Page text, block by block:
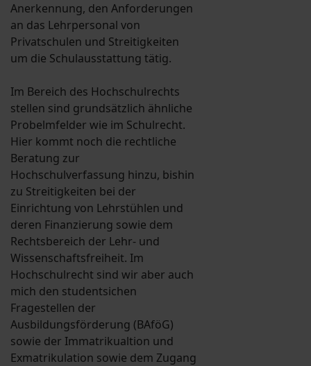
Anerkennung, den Anforderungen
an das Lehrpersonal von
Privatschulen und Streitigkeiten
um die Schulausstattung tätig.
Im Bereich des Hochschulrechts
stellen sind grundsätzlich ähnliche
Probelmfelder wie im Schulrecht.
Hier kommt noch die rechtliche
Beratung zur
Hochschulverfassung hinzu, bishin
zu Streitigkeiten bei der
Einrichtung von Lehrstühlen und
deren Finanzierung sowie dem
Rechtsbereich der Lehr- und
Wissenschaftsfreiheit. Im
Hochschulrecht sind wir aber auch
mich den studentsichen
Fragestellen der
Ausbildungsförderung (BAföG)
sowie der Immatrikualtion und
Exmatrikulation sowie dem Zugang